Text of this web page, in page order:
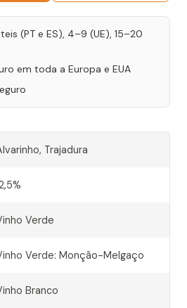
(PT e ES), 4–9 (UE), 15–20
em toda a Europa e EUA
Trajadura
Verde
Verde: Monção-Melgaço
Branco